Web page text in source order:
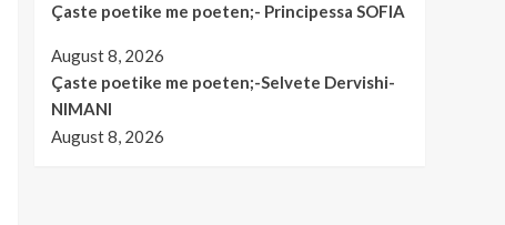
Çaste poetike me poeten;- Principessa SOFIA
August 8, 2026
Çaste poetike me poeten;-Selvete Dervishi-
NIMANI
August 8, 2026